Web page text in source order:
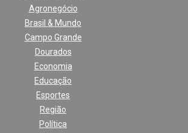
Agronegócio
Brasil & Mundo
Campo Grande
Dourados
Economia
Educação
Esportes
Região
Política